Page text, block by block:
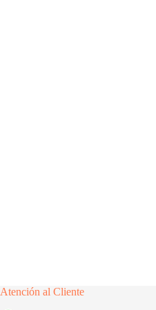
Atención al Cliente